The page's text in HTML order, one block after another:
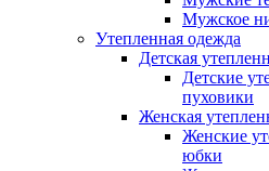
Мужское
Утепленная одежда
Детская
Детские
пуховики
Женская
Женские
юбки